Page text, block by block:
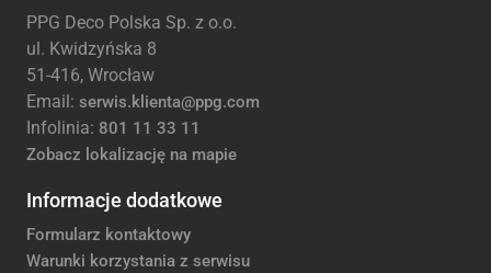
PPG Deco Polska Sp. z o.o.
ul. Kwidzyńska 8
51-416, Wrocław
Email: serwis.klienta@ppg.com
Infolinia: 801 11 33 11
Zobacz lokalizację na mapie
Informacje dodatkowe
Formularz kontaktowy
Warunki korzystania z serwisu